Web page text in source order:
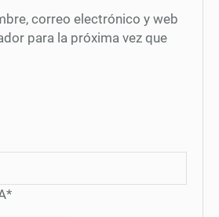
correo electrónico y web
para la próxima vez que
*